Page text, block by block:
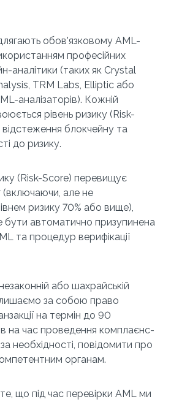
обов'язковому AML-
професійних
аналітики (таких як Crystal
TRM Labs, Elliptic або
аналізаторів). Кожній
рівень ризику (Risk-
блокчейну та
до ризику.
(Risk-Score) перевищує
(включаючи, але не
ризику 70% або вище),
бути автоматично призупинена
та процедур верифікації
або шахрайській
за собою право
на термін до 90
на час проведення комплаєнс-
необхідності, повідомити про
органам.
що під час перевірки AML ми